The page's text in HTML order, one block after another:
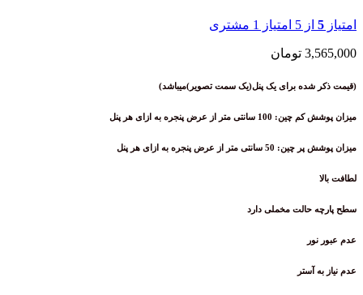
1مشتری
تومان
برای یک پنل(یک سمت تصویر)میباشد)
پنجره به ازای هر پنل
پنجره به ازای هر پنل
مخملی دارد